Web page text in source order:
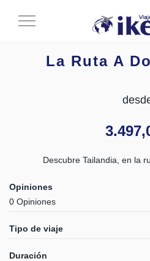
Cambiar
La Ruta A
Descubre Tailandia, en la
Opiniones
0 Opiniones
Tipo de viaje
Duración